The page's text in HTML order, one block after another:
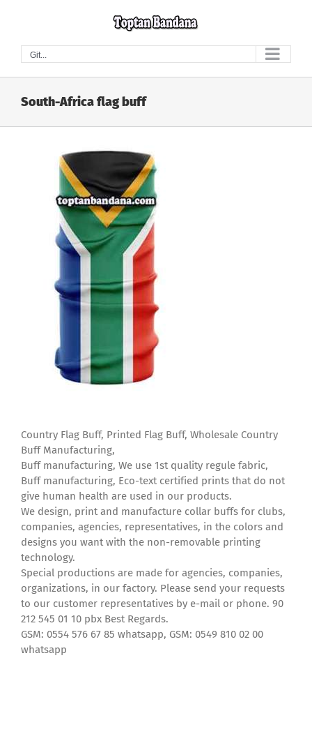
Git...
South-Africa flag buff
Country Flag Buff, Printed Flag Buff, Wholesale Country
Buff Manufacturing,
Buff manufacturing, We use 1st quality regule fabric,
Buff manufacturing, Eco-text certified prints that do not
give human health are used in our products.
We design, print and manufacture collar buffs for clubs,
companies, agencies, representatives, in the colors and
designs you want with the non-removable printing
technology.
Special productions are made for agencies, companies,
organizations, in our factory. Please send your requests
to our customer representatives by e-mail or phone. 90
212 545 01 10 pbx Best Regards.
GSM: 0554 576 67 85 whatsapp, GSM: 0549 810 02 00
whatsapp